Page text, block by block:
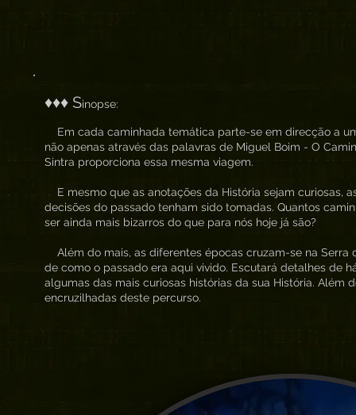
♦♦♦ Sinopse:
Em cada caminhada temática parte-se em direcção a
não apenas através das palavras de Miguel Boim - O
Sintra proporciona essa mesma viagem.
E mesmo que as anotações da História sejam curiosas,
decisões do passado tenham sido tomadas. Quantos
ser ainda mais bizarros do que para nós hoje já são?
Além do mais, as diferentes épocas cruzam-se na Serra
de como o passado era aqui vivido. Escutará detalhes de
algumas das mais curiosas histórias da sua História.
encruzilhadas deste percurso.